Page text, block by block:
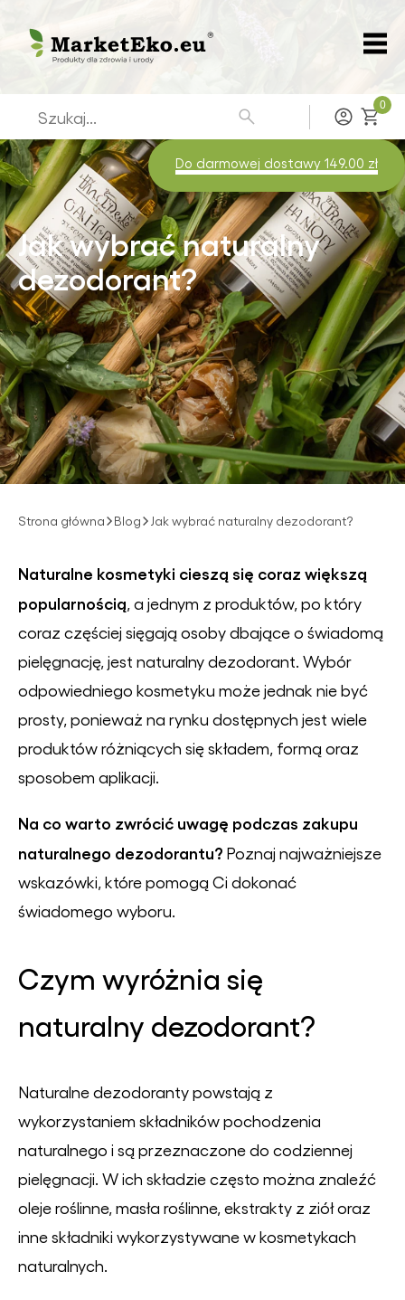
Zaloguj
0
Do darmowej dostawy 149.00 zł
Jak wybrać naturalny
dezodorant?
Strona główna Blog Jak wybrać naturalny dezodorant?
Naturalne kosmetyki cieszą się coraz większą
popularnością , a jednym z produktów, po który
coraz częściej sięgają osoby dbające o świadomą
pielęgnację, jest naturalny dezodorant. Wybór
odpowiedniego kosmetyku może jednak nie być
prosty, ponieważ na rynku dostępnych jest wiele
produktów różniących się składem, formą oraz
sposobem aplikacji.
Na co warto zwrócić uwagę podczas zakupu
naturalnego dezodorantu? Poznaj najważniejsze
wskazówki, które pomogą Ci dokonać
świadomego wyboru.
Czym wyróżnia się
naturalny dezodorant?
Naturalne dezodoranty powstają z
wykorzystaniem składników pochodzenia
naturalnego i są przeznaczone do codziennej
pielęgnacji. W ich składzie często można znaleźć
oleje roślinne, masła roślinne, ekstrakty z ziół oraz
inne składniki wykorzystywane w kosmetykach
naturalnych.